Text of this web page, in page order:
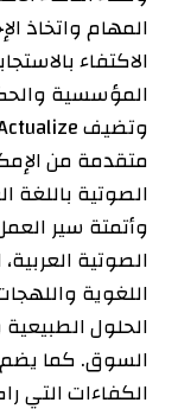
المهام واتخاذ
الاكتفاء
المؤسسية
متقدمة من
الصوتية باللغة
وأتمتة سير
الصوتية
اللغوية
الحلول
السوق. كما
الكفاءات التي